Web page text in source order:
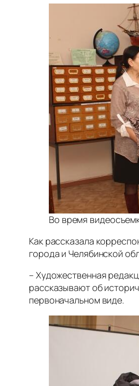
Во время
Как рассказала
города и Челябинской
– Художественная
рассказывают об
первоначальном виде.